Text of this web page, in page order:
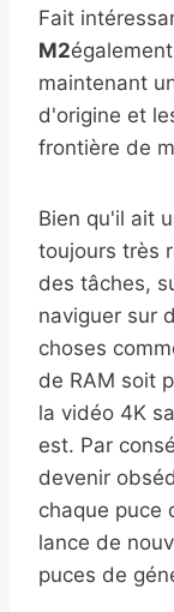
Fait
M2
maintenant
d'origine et
frontière de
Bien qu'il ait
toujours très
des tâches,
naviguer sur
choses
de RAM soit
la vidéo 4K
est. Par
devenir
chaque puce
lance de
puces de